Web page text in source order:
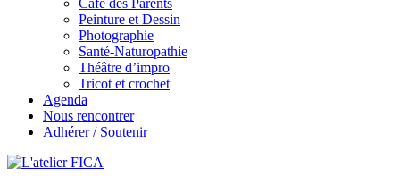
Café des Parents
Peinture et Dessin
Photographie
Santé-Naturopathie
Théâtre d’impro
Tricot et crochet
Agenda
Nous rencontrer
Adhérer / Soutenir